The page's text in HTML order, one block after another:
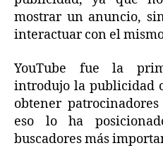
mostrar un anuncio,
interactuar con el
YouTube fue la
introdujo la publicidad
obtener
eso lo ha
buscadores más